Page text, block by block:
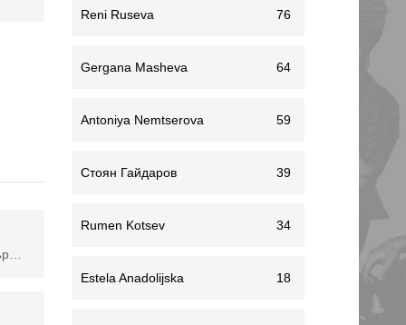
Reni Ruseva 76
Gergana Masheva 64
Antoniya Nemtserova 59
Стоян Гайдаров 39
Rumen Kotsev 34
Estela Anadolijska 18